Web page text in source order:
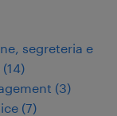
segreteria e
(14)
(3)
(7)